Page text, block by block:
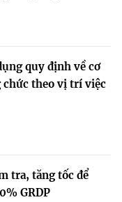
quy định về cơ
chức theo vị trí việc
tra, tăng tốc để
GRDP